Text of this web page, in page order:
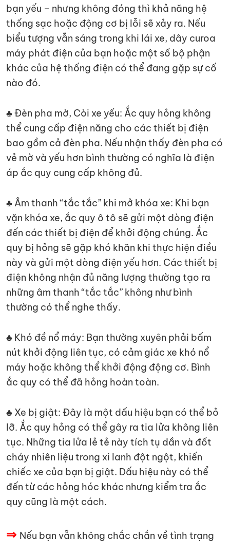
bạn yếu – nhưng không đóng thì khả năng hệ
thống sạc hoặc động cơ bị lỗi sẽ xảy ra. Nếu
biểu tượng vẫn sáng trong khi lái xe, dây curoa
máy phát điện của bạn hoặc một số bộ phận
khác của hệ thống điện có thể đang gặp sự cố
nào đó.
♣ Đèn pha mờ, Còi xe yếu: Ắc quy hỏng không
thể cung cấp điện năng cho các thiết bị điện
bao gồm cả đèn pha. Nếu nhận thấy đèn pha có
vẻ mờ và yếu hơn bình thường có nghĩa là điện
áp ắc quy cung cấp không đủ.
♣ Âm thanh “tắc tắc” khi mở khóa xe: Khi bạn
vặn khóa xe, ắc quy ô tô sẽ gửi một dòng điện
đến các thiết bị điện để khởi động chúng. Ắc
quy bị hỏng sẽ gặp khó khăn khi thực hiện điều
này và gửi một dòng điện yếu hơn. Các thiết bị
điện không nhận đủ năng lượng thường tạo ra
những âm thanh “tắc tắc” không như bình
thường có thể nghe thấy.
♣ Khó đề nổ máy: Bạn thường xuyên phải bấm
nút khởi động liên tục, có cảm giác xe khó nổ
máy hoặc không thể khởi động động cơ. Bình
ắc quy có thể đã hỏng hoàn toàn.
♣ Xe bị giật: Đây là một dấu hiệu bạn có thể bỏ
lỡ. Ắc quy hỏng có thể gây ra tia lửa không liên
tục. Những tia lửa lẻ tẻ này tích tụ dần và đốt
cháy nhiên liệu trong xi lanh đột ngột, khiến
chiếc xe của bạn bị giật. Dấu hiệu này có thể
đến từ các hỏng hóc khác nhưng kiểm tra ắc
quy cũng là một cách.
⇒ Nếu bạn vẫn không chắc chắn về tình trạng